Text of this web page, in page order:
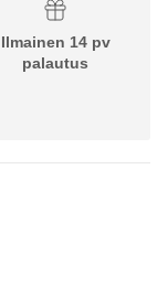
Ilmainen 14 pv
palautus